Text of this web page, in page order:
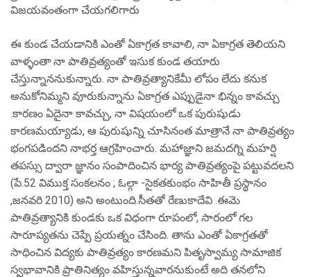
విజయవంతంగా చేయగలిగారు
ఈ కుండ చేయడానికి ఎంతో ఏకాగ్రత కావాలి, నా ఏకాగ్రత తెలియని
వాళ్ళంతా నా పాతివ్రత్యంతో ఇసుక కుండ తయారు
చేస్తున్నాననుకున్నారు. నా పాతివ్రత్యానికేమీ లోపం లేదు కనుక
అనుకోనిమ్మని వూరుకున్నాను ఏకాగ్రత ఎప్పుడైనా భిన్నం కావచ్చు
.కారణం ఏదైనా కావచ్చు, నా విషయంలో ఒక పురుషుడు
కారణమయ్యాడు, ఆ పురుషున్ని చూసినంత మాత్రానే నా పాతివ్రత్యం
భంగపడిందని నాభర్త ఆగ్రహించారు. మహాజ్ఞాని జమదగ్ని మహర్షి
తపస్సు ద్వారా జ్ఞానం సంపాదించిన భార్య పాతివ్రత్యంపై పట్టువదలని
(పే.52 విముక్త సంకలనం ; ఓల్గా -సైకతకుంభం సాహితీ ప్రస్థానం
,జనవరి 2010) అని అంటుంది.సీతతో రేణుకాదేవి .ఈమె
పాతివ్రత్యానికి కుండకు ఒక విధంగా రూపంలో, సారంలో గల
సారూప్యతను చెప్పే ప్రయత్నం చేసింది. తాను ఎంతో ఏకాగ్రతతో
సాధించిన విద్యకు పాతివ్రత్యం కారణమని పితృస్వామ్య సామాజిక
స్వభావానికి ప్రాతినిత్యం వహిస్తున్నవారనుకుంటే అది తనలోని